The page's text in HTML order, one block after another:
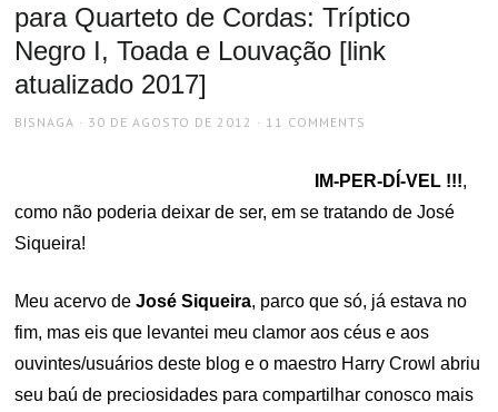
para Quarteto de Cordas: Tríptico
Negro I, Toada e Louvação [link
atualizado 2017]
AUTHOR
BISNAGA
POSTED
30 DE AGOSTO DE 2012 11 COMMENTS
IM-PER-DÍ-VEL !!!,
como não poderia deixar de ser, em se tratando de José
Siqueira!
Meu acervo de José Siqueira, parco que só, já estava no
fim, mas eis que levantei meu clamor aos céus e aos
ouvintes/usuários deste blog e o maestro Harry Crowl abriu
seu baú de preciosidades para compartilhar conosco mais